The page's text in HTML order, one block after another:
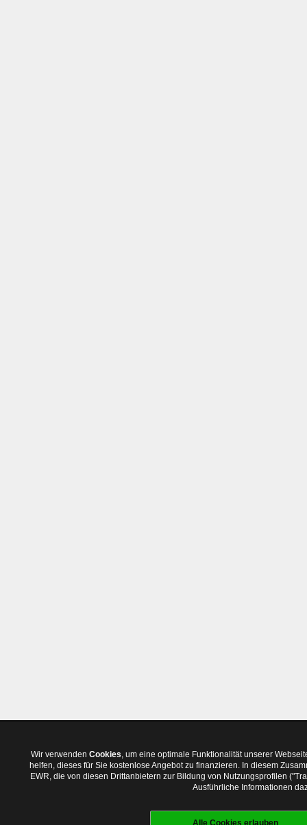
Wir verwenden Cookies, um eine optimale Funktionalität unserer
helfen, dieses für Sie kostenlose Angebot zu finanzieren. In diesem
EWR, die von diesen Drittanbietern zur Bildung von Nutzungsprofilen
Ausführliche Informationen
Alle Cookies erlauben